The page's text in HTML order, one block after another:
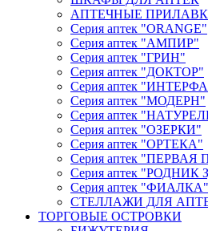
АПТЕЧНЫЕ
Серия аптек "ORANGE"
Серия аптек "АМПИР"
Серия аптек "ГРИН"
Серия аптек "ДОКТОР"
Серия аптек
Серия аптек "МОДЕРН"
Серия аптек
Серия аптек "ОЗЕРКИ"
Серия аптек "ОРТЕКА"
Серия аптек
Серия аптек "РОДНИК
Серия аптек "ФИАЛКА"
СТЕЛЛАЖИ ДЛЯ
ТОРГОВЫЕ ОСТРОВКИ